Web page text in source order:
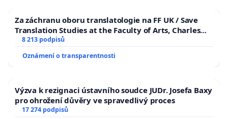
Za záchranu oboru translatologie na FF UK / Save
Translation Studies at the Faculty of Arts, Charles
University
8 213 podpisů
Oznámení o transparentnosti
Výzva k rezignaci ústavního soudce JUDr. Josefa Baxy
pro ohrožení důvěry ve spravedlivý proces
17 274 podpisů